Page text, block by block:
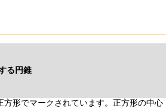
る円錐
形でマークされています。正方形の中心